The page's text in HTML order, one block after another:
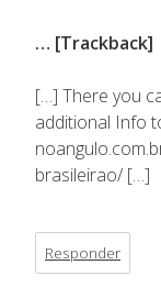
… [Trackback]
[…] There you
additional Info
brasileirao/ […]
Responder